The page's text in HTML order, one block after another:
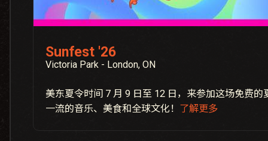
Sunfest '26
Victoria Park - London, ON
美东夏令时间 7 月 9 日至 12 日，来参加这场免费的
一流的音乐、美食和全球文化！ 了解更多